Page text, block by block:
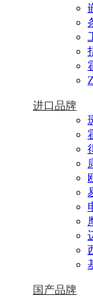
进口品牌
国产品牌